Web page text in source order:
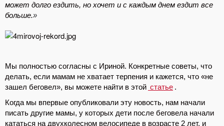
может долго ездить, но хочет и с каждым днем ездит все
больше.»
Мы полностью согласны с Ириной. Конкретные советы, что
делать, если мамам не хватает терпения и кажется, что «не
зашел беговел», вы можете найти в этой статье .
Когда мы впервые опубликовали эту новость, нам начали
писать другие мамы, у которых дети после беговела начали
кататься на двухколесном велосипеде в возрасте 2 лет, и